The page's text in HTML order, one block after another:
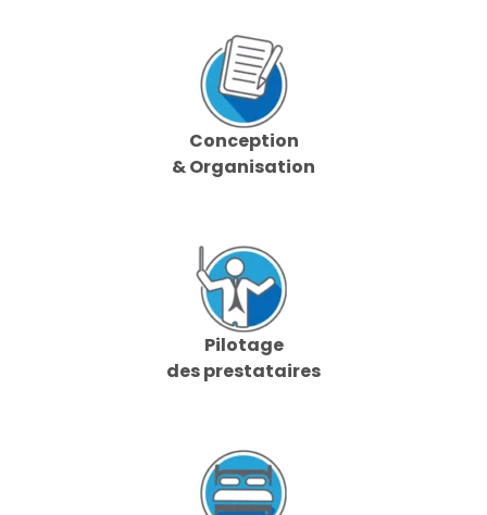
Conception
& Organisation
Pilotage
des prestataires